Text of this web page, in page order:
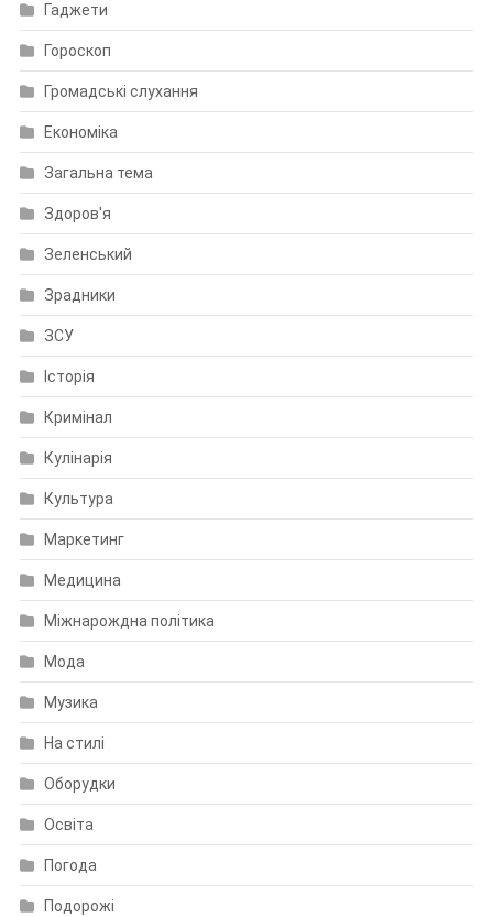
Гаджети
Гороскоп
Громадські слухання
Економіка
Загальна тема
Здоров'я
Зеленський
Зрадники
ЗСУ
Історія
Кримінал
Кулінарія
Культура
Маркетинг
Медицина
Міжнарождна політика
Мода
Музика
На стилі
Оборудки
Освіта
Погода
Подорожі